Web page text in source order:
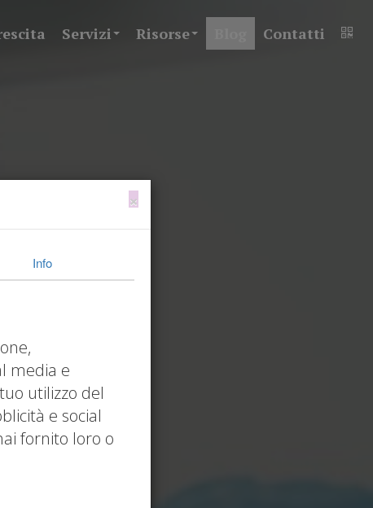
Servizi Risorse Contatti
×
Info
media e
utilizzo del
e social
fornito loro o